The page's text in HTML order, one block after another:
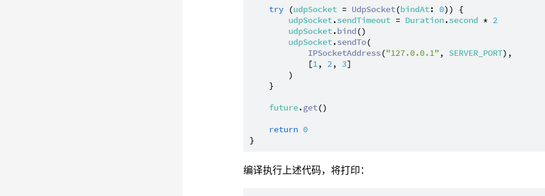
try (udpSocket = UdpSocket(bindAt: 0)) {
udpSocket.sendTimeout = Duration.second * 2
udpSocket.bind()
udpSocket.sendTo(
IPSocketAddress("127.0.0.1" , SERVER_PORT),
            [
1, 2, 3]
        )
    }
future.get()
return 0
编译执行上述代码，将打印：